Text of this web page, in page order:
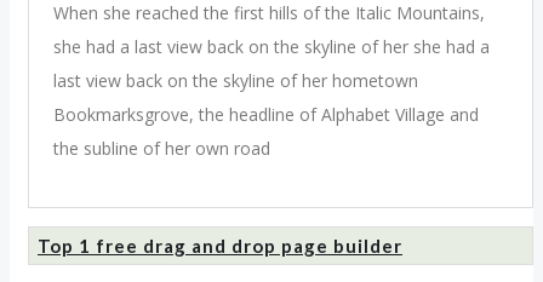
When she reached the first hills of the Italic Mountains,
she had a last view back on the skyline of her she had a
last view back on the skyline of her hometown
Bookmarksgrove, the headline of Alphabet Village and
the subline of her own road
Top 1 free drag and drop page builder